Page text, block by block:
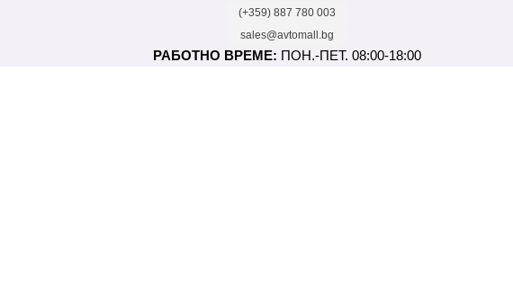
(+359) 887 780 003
sales@avtomall.bg
РАБОТНО ВРЕМЕ: ПОН.-ПЕТ. 08:00-18:00